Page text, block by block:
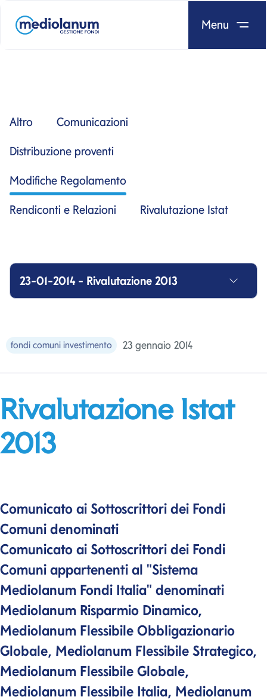
Salta al contenuto
Menu
Altro Comunicazioni
Distribuzione proventi
Modifiche Regolamento
Rendiconti e Relazioni Rivalutazione Istat
23-01-2014 - Rivalutazione 2013
fondi comuni investimento 23 gennaio 2014
Rivalutazione Istat
2013
Comunicato ai Sottoscrittori dei Fondi
Comuni denominati
Comunicato ai Sottoscrittori dei Fondi
Comuni appartenenti al "Sistema
Mediolanum Fondi Italia" denominati
Mediolanum Risparmio Dinamico,
Mediolanum Flessibile Obbligazionario
Globale, Mediolanum Flessibile Strategico,
Mediolanum Flessibile Globale,
Mediolanum Flessibile Italia, Mediolanum